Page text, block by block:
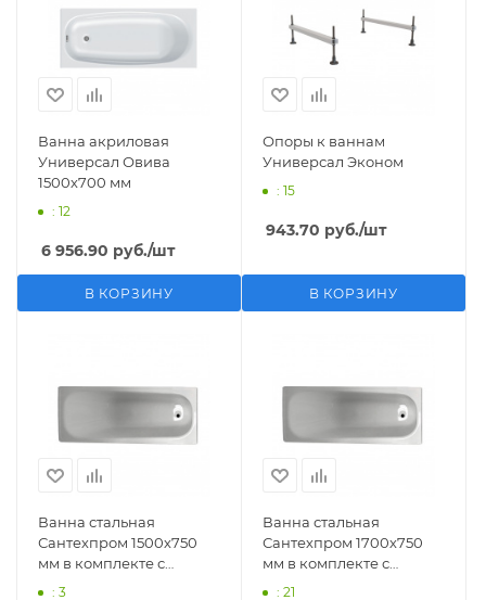
Ванна акриловая
Универсал Овива
1500х700 мм
: 12
6 956.90 руб./шт
В КОРЗИНУ
Опоры к ваннам
Универсал Эконом
: 15
943.70 руб./шт
В КОРЗИНУ
Ванна стальная
Сантехпром 1500х750
мм в комплекте с
ножками
: 3
Ванна стальная
Сантехпром 1700х750
мм в комплекте с
ножками
: 21